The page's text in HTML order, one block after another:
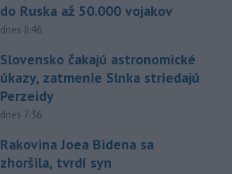
do Ruska až 50.000 vojakov
dnes 8:46
Slovensko čakajú astronomické
úkazy, zatmenie Slnka striedajú
Perzeidy
dnes 7:36
Rakovina Joea Bidena sa
zhoršila, tvrdí syn